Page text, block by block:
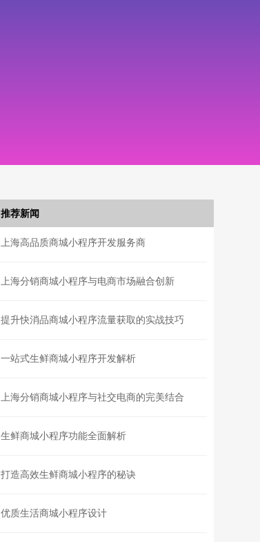
推荐新闻
上海高品质商城小程序开发服务商
上海分销商城小程序与电商市场融合创新
提升快消品商城小程序流量获取的实战技巧
一站式生鲜商城小程序开发解析
上海分销商城小程序与社交电商的完美结合
生鲜商城小程序功能全面解析
打造高效生鲜商城小程序的秘诀
优质生活商城小程序设计